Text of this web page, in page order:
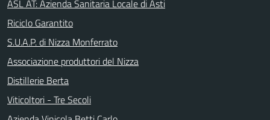
ASL AT: Azienda Sanitaria Locale di Asti
Riciclo Garantito
S.U.A.P. di Nizza Monferrato
Associazione produttori del Nizza
Distillerie Berta
Viticoltori - Tre Secoli